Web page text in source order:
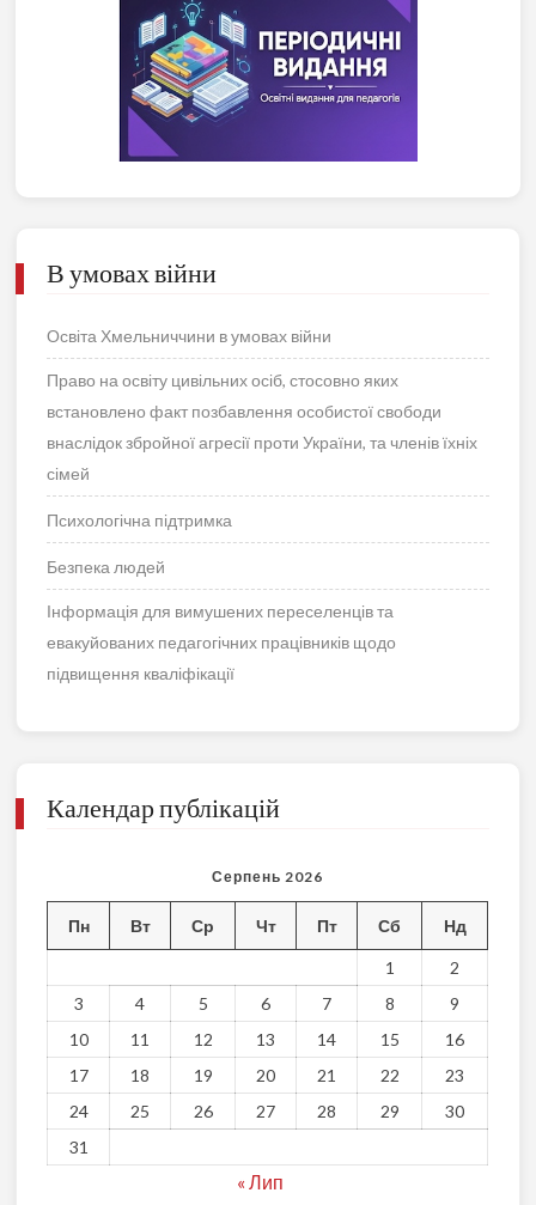
В умовах війни
Освіта Хмельниччини в умовах війни
Право на освіту цивільних осіб, стосовно яких
встановлено факт позбавлення особистої свободи
внаслідок збройної агресії проти України, та членів їхніх
сімей
Психологічна підтримка
Безпека людей
Інформація для вимушених переселенців та
евакуйованих педагогічних працівників щодо
підвищення кваліфікації
Календар публікацій
Серпень 2026
Пн Вт Ср Чт Пт Сб Нд
1
2
3
4 5 6 7 8
9
10
11 12 13 14 15
16
17
18 19 20 21 22
23
24
25 26 27 28 29
30
31
« Лип